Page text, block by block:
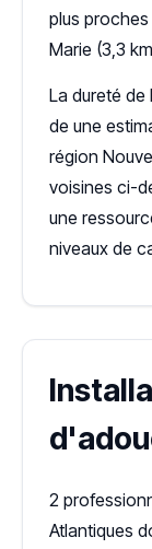
plus
Marie (3,3
La dureté de
de une
région
voisines ci-
une
niveaux de
2
Atlantiques